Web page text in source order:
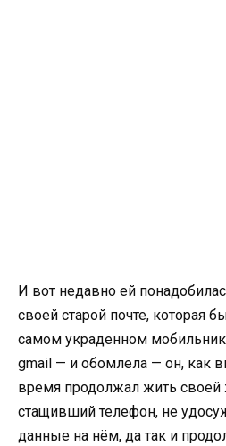
И вот недавно ей
своей старой почте, которая
самом украденном
gmail — и обомлела — он, как
время продолжал жить
стащивший телефон, не
данные на нём, да так и